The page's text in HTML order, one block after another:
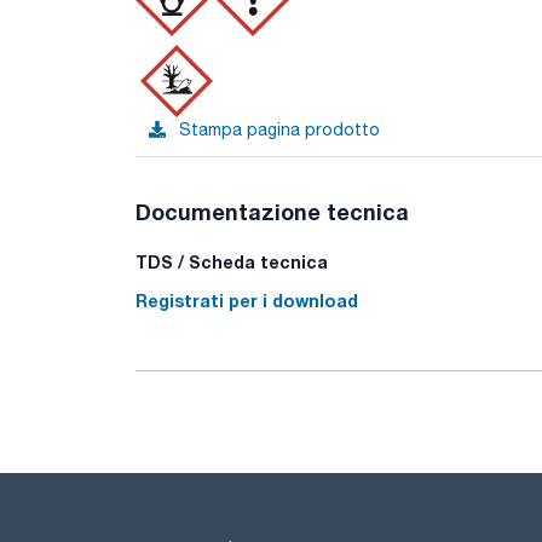
Stampa pagina prodotto
Documentazione tecnica
TDS / Scheda tecnica
Registrati per i download